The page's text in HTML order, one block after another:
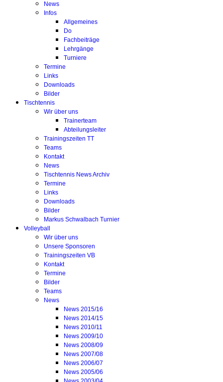
News
Infos
Allgemeines
Do
Fachbeiträge
Lehrgänge
Turniere
Termine
Links
Downloads
Bilder
Tischtennis
Wir über uns
Trainerteam
Abteilungsleiter
Trainingszeiten TT
Teams
Kontakt
News
Tischtennis News Archiv
Termine
Links
Downloads
Bilder
Markus Schwalbach Turnier
Volleyball
Wir über uns
Unsere Sponsoren
Trainingszeiten VB
Kontakt
Termine
Bilder
Teams
News
News 2015/16
News 2014/15
News 2010/11
News 2009/10
News 2008/09
News 2007/08
News 2006/07
News 2005/06